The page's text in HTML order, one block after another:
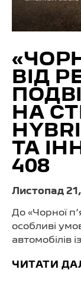
ВІД
НА
ТА
408
Листопад
До «Чорної
особливі
автомобілів
ЧИТАТИ